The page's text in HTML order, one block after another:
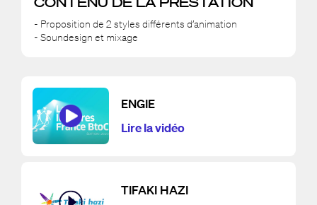
- Proposition de 2 styles différents d’animation
- Soundesign et mixage
ENGIE
Lire la vidéo
TIFAKI HAZI